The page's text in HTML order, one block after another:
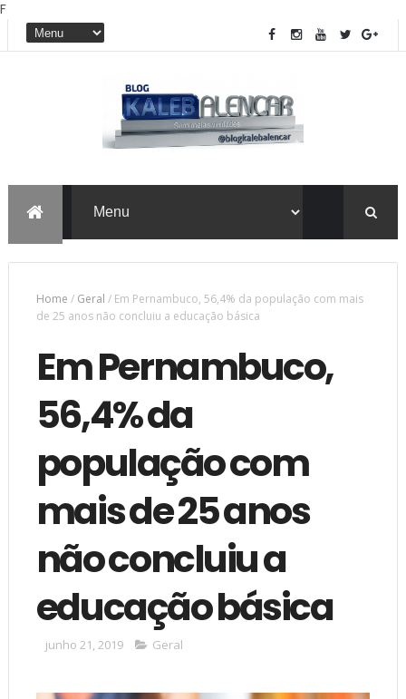
F
Home / Geral / Em Pernambuco, 56,4% da população com mais
de 25 anos não concluiu a educação básica
Em Pernambuco,
56,4% da
população com
mais de 25 anos
não concluiu a
educação básica
junho 21, 2019 Geral